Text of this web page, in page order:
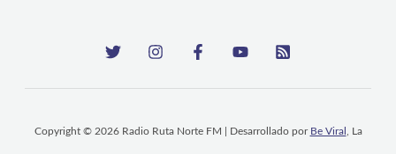
Copyright © 2026 Radio Ruta Norte FM | Desarrollado por Be Viral , La